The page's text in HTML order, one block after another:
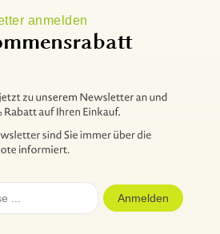
anmelden
Anmelden